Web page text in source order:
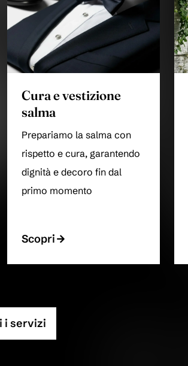
Cura e vestizione
salma
Prepariamo la salma con
rispetto e cura, garantendo
dignità e decoro fin dal
primo momento
Scopri
i servizi